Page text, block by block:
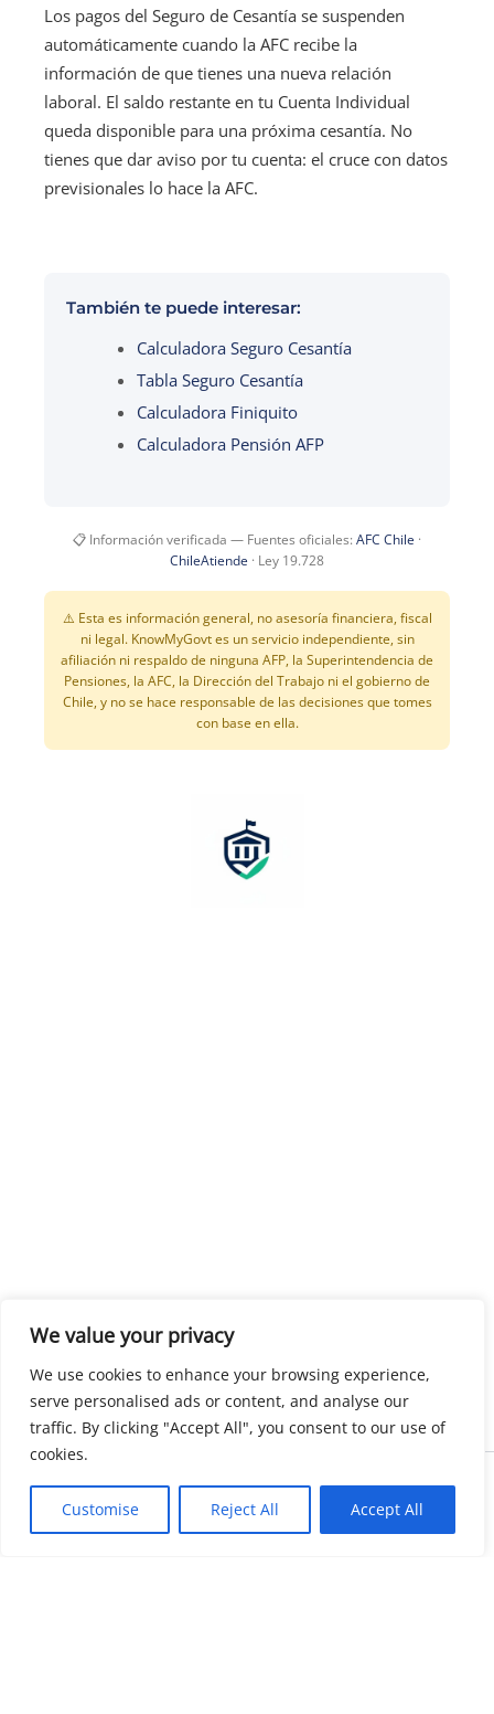
We value your privacy
We use cookies to enhance your browsing experience,
serve personalised ads or content, and analyse our
traffic. By clicking "Accept All", you consent to our use of
cookies.
Customise Reject All Accept All
Los pagos del Seguro de Cesantía se suspenden
automáticamente cuando la AFC recibe la
información de que tienes una nueva relación
laboral. El saldo restante en tu Cuenta Individual
queda disponible para una próxima cesantía. No
tienes que dar aviso por tu cuenta: el cruce con datos
previsionales lo hace la AFC.
También te puede interesar:
Calculadora Seguro Cesantía
Tabla Seguro Cesantía
Calculadora Finiquito
Calculadora Pensión AFP
📋 Información verificada — Fuentes oficiales: AFC Chile ·
ChileAtiende · Ley 19.728
⚠️ Esta es información general, no asesoría financiera, fiscal
ni legal. KnowMyGovt es un servicio independiente, sin
afiliación ni respaldo de ninguna AFP, la Superintendencia de
Pensiones, la AFC, la Dirección del Trabajo ni el gobierno de
Chile, y no se hace responsable de las decisiones que tomes
con base en ella.
Copyright © 2026 KnowMyGovt. All rights reserved.